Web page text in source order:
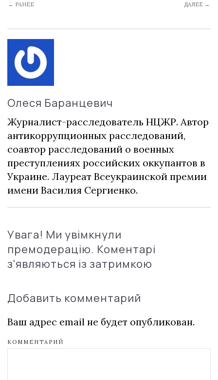
← РАНЕЕ ДАЛЕЕ →
Олеся Баранцевич
Журналист-расследователь НЦЖР. Автор
антикоррупционных расследований,
соавтор расследований о военных
преступлениях российских оккупантов в
Украине. Лауреат Всеукраинской премии
имени Василия Сергиенко.
Увага! Ми увімкнули
премодерацію. Коментарі
з'являються із затримкою
Добавить комментарий
Ваш адрес email не будет опубликован.
КОММЕНТАРИЙ